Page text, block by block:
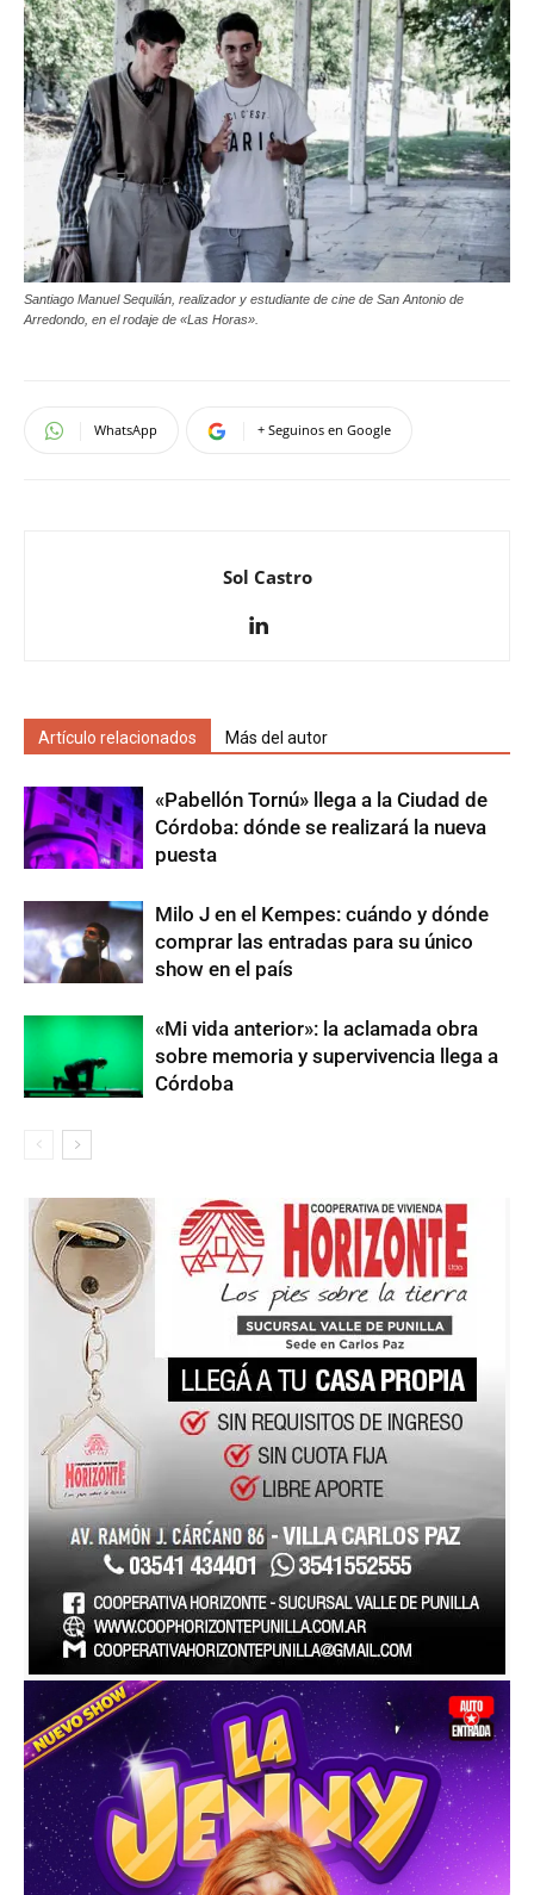
Santiago Manuel Sequilán, realizador y estudiante de cine de San Antonio de
Arredondo, en el rodaje de «Las Horas».
WhatsApp + Seguinos en Google
Sol Castro
Artículo relacionados Más del autor
«Pabellón Tornú» llega a la Ciudad de
Córdoba: dónde se realizará la nueva
puesta
Milo J en el Kempes: cuándo y dónde
comprar las entradas para su único
show en el país
«Mi vida anterior»: la aclamada obra
sobre memoria y supervivencia llega a
Córdoba